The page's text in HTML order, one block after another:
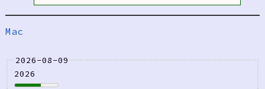
2026-08-09
2026
Mac